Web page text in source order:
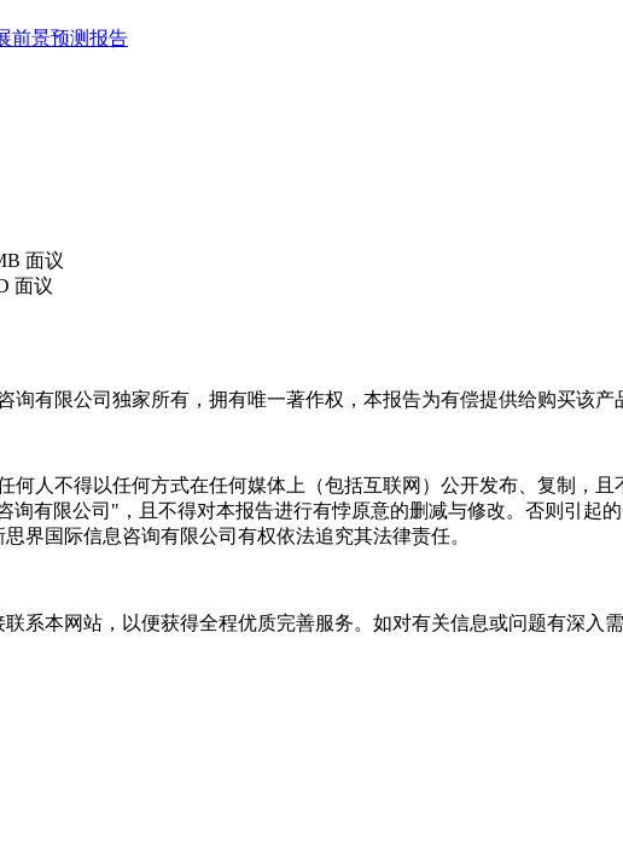
前景预测报告
面议
面议
有限公司独家所有，拥有唯一著作权，本报告为有偿提供给购买该
何人不得以任何方式在任何媒体上（包括互联网）公开发布、复制，
有限公司"，且不得对本报告进行有悖原意的删减与修改。否则引起
界国际信息咨询有限公司有权依法追究其法律责任。
系本网站，以便获得全程优质完善服务。如对有关信息或问题有深入